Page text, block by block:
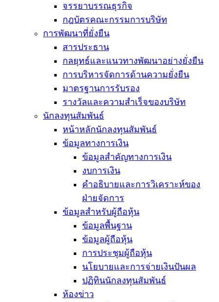
จรรยาบรรณธุรกิจ
กฎบัตรคณะกรรมการบริษัท
การพัฒนาที่ยั่งยืน
สารประธาน
กลยุทธ์และแนวทางพัฒนาอย่างยั่งยืน
การบริหารจัดการด้านความยั่งยืน
มาตรฐานการรับรอง
รางวัลและความสำเร็จของบริษัท
นักลงทุนสัมพันธ์
หน้าหลักนักลงทุนสัมพันธ์
ข้อมูลทางการเงิน
ข้อมูลสำคัญทางการเงิน
งบการเงิน
คำอธิบายและการวิเคราะห์ของ
ฝ่ายจัดการ
ข้อมูลสำหรับผู้ถือหุ้น
ข้อมูลพื้นฐาน
ข้อมูลผู้ถือหุ้น
การประชุมผู้ถือหุ้น
นโยบายและการจ่ายเงินปันผล
ปฏิทินนักลงทุนสัมพันธ์
ห้องข่าว